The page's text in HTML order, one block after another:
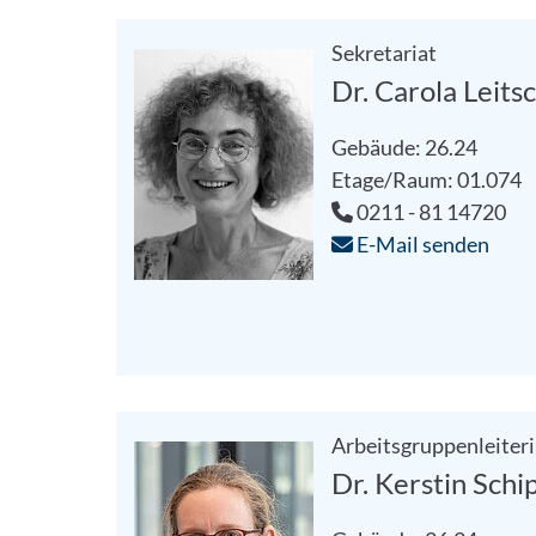
Sekretariat
Dr. Carola
Gebäude: 26.24
Etage/Raum: 01.074
0211 - 81 14720
E-Mail senden
Dr. Kerstin